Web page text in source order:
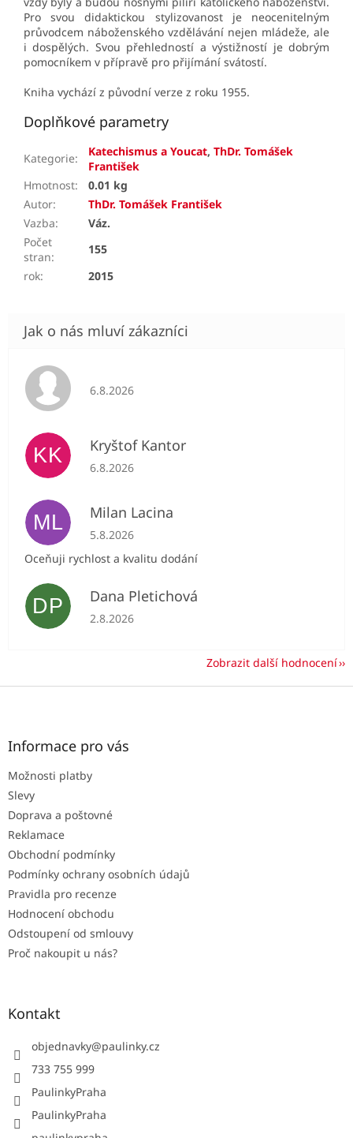
Pro svou didaktickou stylizovanost je neocenitelným
průvodcem náboženského vzdělávání nejen mládeže, ale
i dospělých. Svou přehledností a výstižností je dobrým
pomocníkem v přípravě pro přijímání svátostí.
Kniha vychází z původní verze z roku 1955.
Doplňkové parametry
Kategorie: Katechismus a Youcat, ThDr. Tomášek
František
Hmotnost:
0.01 kg
Autor:
ThDr. Tomášek František
Vazba:
Váz.
Počet
stran:
155
rok: 2015
Hodnocení obchodu je 5 z 5 hvězdiček.
6.8.2026
KK Kryštof Kantor
Hodnocení obchodu je 5 z 5 hvězdiček.
6.8.2026
ML Milan Lacina
Hodnocení obchodu je 5 z 5 hvězdiček.
5.8.2026
Oceňuji rychlost a kvalitu dodání
DP Dana Pletichová
Hodnocení obchodu je 5 z 5 hvězdiček.
2.8.2026
Zobrazit další hodnocení
Z
Informace pro vás
Možnosti platby
Slevy
Doprava a poštovné
Reklamace
Obchodní podmínky
Podmínky ochrany osobních údajů
Pravidla pro recenze
Hodnocení obchodu
Odstoupení od smlouvy
Proč nakoupit u nás?
Kontakt
objednavky@paulinky.cz
733 755 999
PaulinkyPraha
PaulinkyPraha